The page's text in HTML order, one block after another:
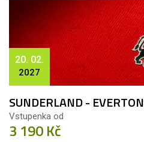
20. 02.
2027
SUNDERLAND - EVERTON
Vstupenka od
3 190 Kč